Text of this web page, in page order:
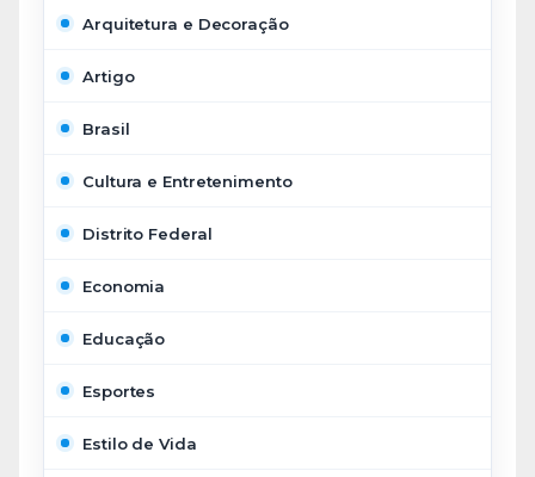
Arquitetura e Decoração
Artigo
Brasil
Cultura e Entretenimento
Distrito Federal
Economia
Educação
Esportes
Estilo de Vida